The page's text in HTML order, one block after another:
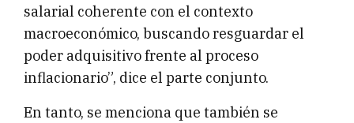
salarial coherente con el contexto
macroeconómico, buscando resguardar el
poder adquisitivo frente al proceso
inflacionario”, dice el parte conjunto.
En tanto, se menciona que también se